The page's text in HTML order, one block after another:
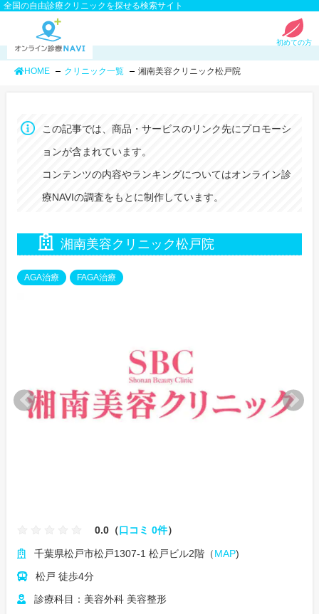
全国の自由診療クリニックを探せる検索サイト
初めての方
HOME クリニック一覧 湘南美容クリニック松戸院
この記事では、商品・サービスのリンク先にプロモーシ
ョンが含まれています。
コンテンツの内容やランキングについてはオンライン診
療NAVIの調査をもとに制作しています。
湘南美容クリニック松戸院
AGA治療 FAGA治療
0.0（口コミ 0件）
千葉県松戸市松戸1307-1 松戸ビル2階（MAP)
松戸 徒歩4分
診療科目：美容外科 美容整形